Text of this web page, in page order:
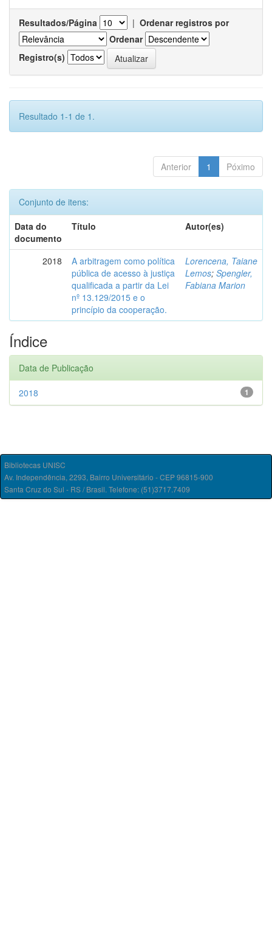
Resultados/Página | Ordenar registros por
Ordenar
Registro(s)
Resultado 1-1 de 1.
Anterior 1 Póximo
Conjunto de itens:
Data do
documento
Título Autor(es)
2018
A arbitragem como política
pública de acesso à justiça
qualificada a partir da Lei
nº 13.129/2015 e o
princípio da cooperação.
Lorencena, Taiane
Lemos; Spengler,
Fabiana Marion
Índice
Data de Publicação
1
2018
Bibliotecas UNISC
Av. Independência, 2293, Bairro Universitário - CEP 96815-900
Santa Cruz do Sul - RS / Brasil. Telefone: (51)3717.7409